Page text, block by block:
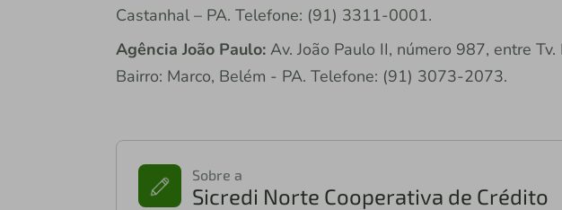
Castanhal – PA. Telefone: (91) 3311-0001.
Agência João Paulo:Av. João Paulo II, número 987, entre Tv.
Bairro: Marco, Belém - PA. Telefone: (91) 3073-2073.
Sobre a
Sicredi Norte Cooperativa de Crédito